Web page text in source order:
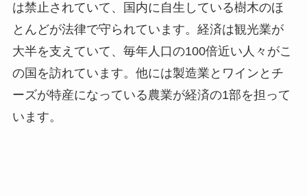
は禁止されていて、国内に自生している樹木のほ
とんどが法律で守られています。経済は観光業が
大半を支えていて、毎年人口の100倍近い人々がこ
の国を訪れています。他には製造業とワインとチ
ーズが特産になっている農業が経済の1部を担って
います。